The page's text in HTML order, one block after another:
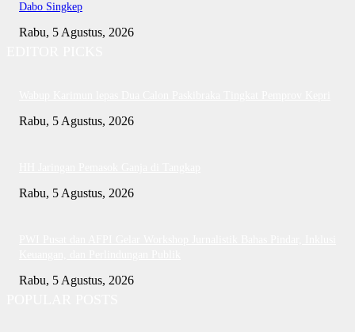
Dabo Singkep
Rabu, 5 Agustus, 2026
Rabu, 5 Agustus, 2026
Rabu, 5 Agustus, 2026
Rabu, 5 Agustus, 2026